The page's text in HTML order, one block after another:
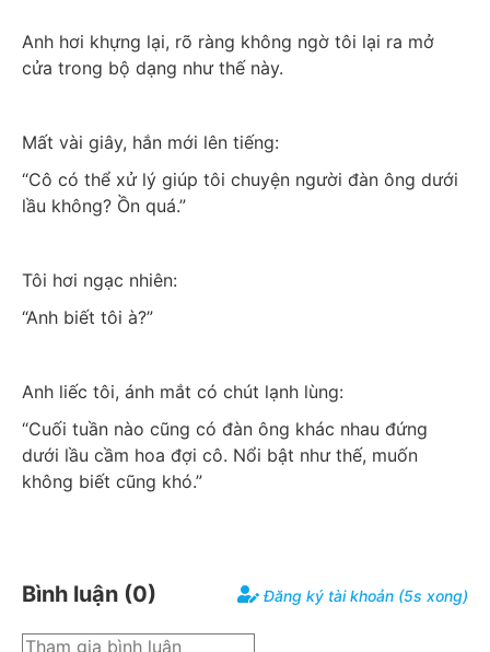
Anh hơi khựng lại, rõ ràng không ngờ tôi lại ra mở
cửa trong bộ dạng như thế này.
Mất vài giây, hắn mới lên tiếng:
“Cô có thể xử lý giúp tôi chuyện người đàn ông dưới
lầu không? Ồn quá.”
Tôi hơi ngạc nhiên:
“Anh biết tôi à?”
Anh liếc tôi, ánh mắt có chút lạnh lùng:
“Cuối tuần nào cũng có đàn ông khác nhau đứng
dưới lầu cầm hoa đợi cô. Nổi bật như thế, muốn
không biết cũng khó.”
Bình luận (0) Đăng ký tài khoản (5s xong)